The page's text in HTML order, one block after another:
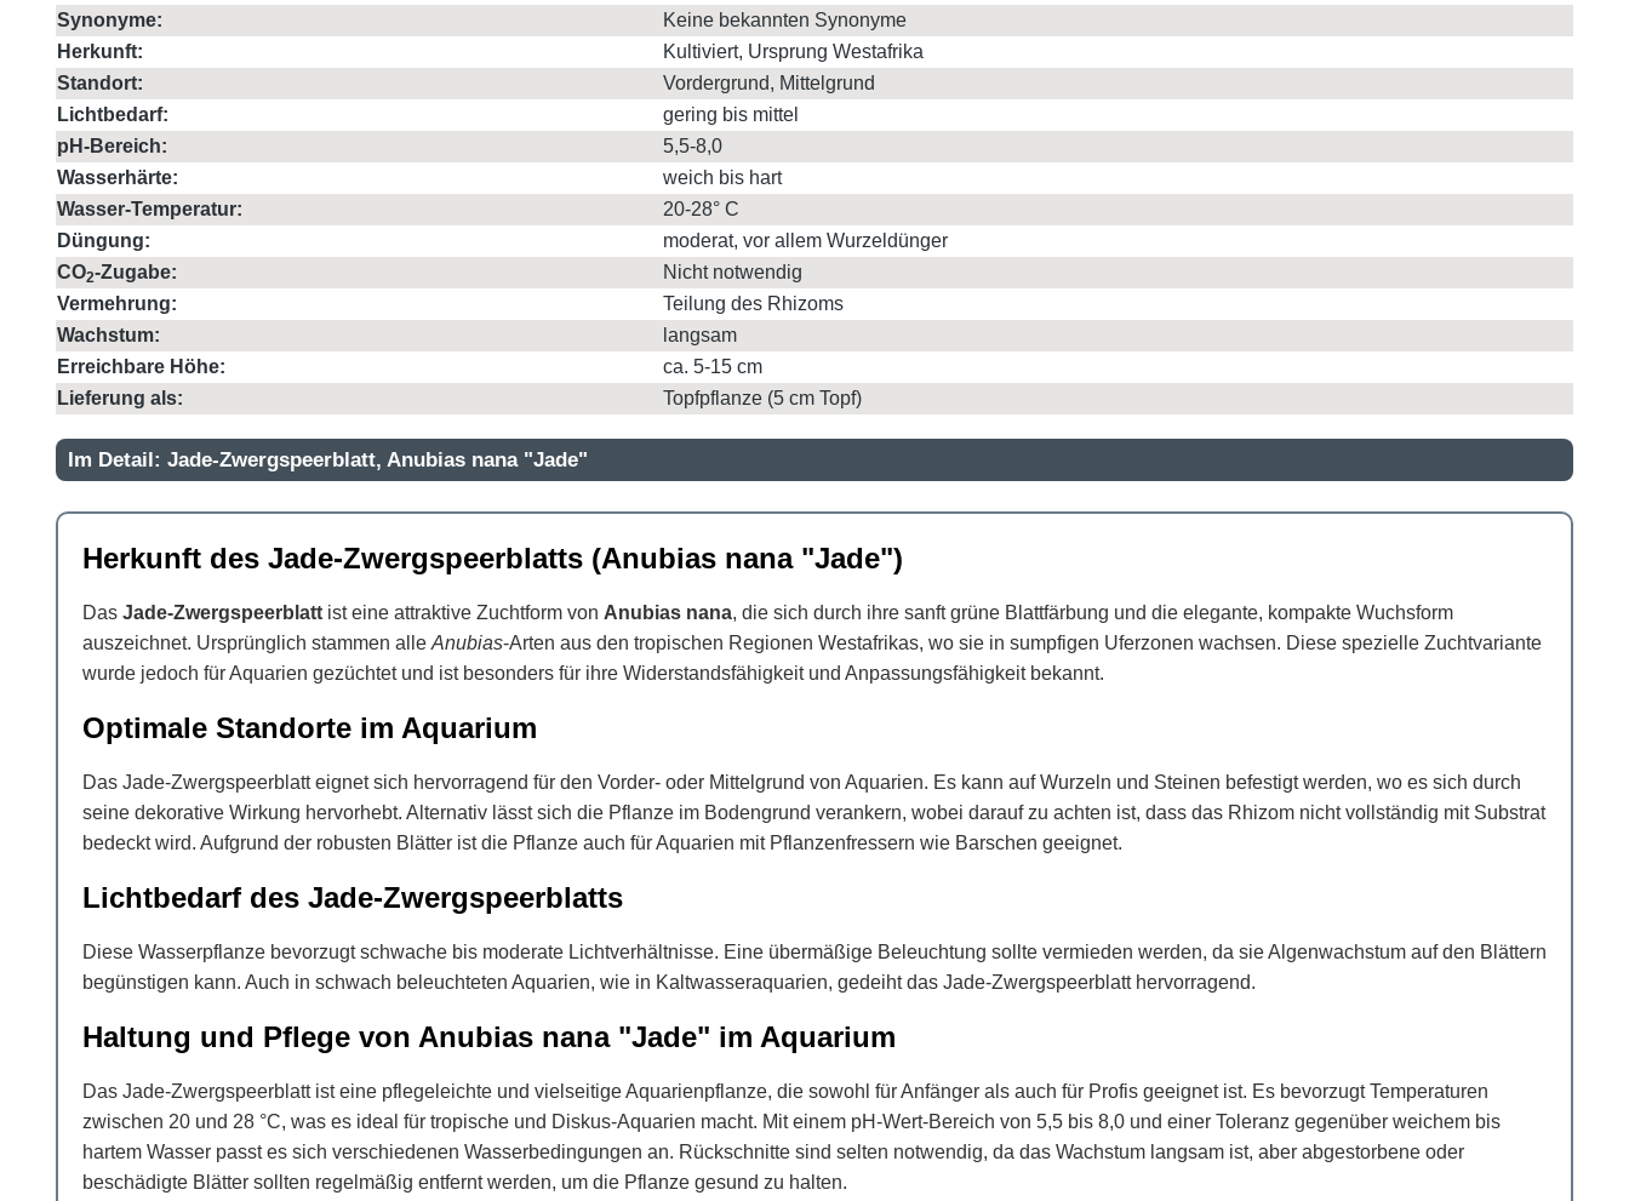
Synonyme:
Keine bekannten Synonyme
Herkunft:
Kultiviert, Ursprung Westafrika
Standort:
Vordergrund, Mittelgrund
Lichtbedarf:
gering bis mittel
pH-Bereich:
5,5-8,0
Wasserhärte:
weich bis hart
Wasser-Temperatur:
20-28° C
Düngung:
moderat, vor allem Wurzeldünger
CO2-Zugabe:
Nicht notwendig
Vermehrung:
Teilung des Rhizoms
Wachstum:
langsam
Erreichbare Höhe:
ca. 5-15 cm
Lieferung als:
Topfpflanze (5 cm Topf)
Im Detail: Jade-Zwergspeerblatt, Anubias nana "Jade"
Herkunft des Jade-Zwergspeerblatts (Anubias nana "Jade")
Das Jade-Zwergspeerblatt ist eine attraktive Zuchtform von Anubias nana, die sich durch ihre sanft grüne Blattfärbung und die elegante, kompakte Wuchsform
auszeichnet. Ursprünglich stammen alle Anubias-Arten aus den tropischen Regionen Westafrikas, wo sie in sumpfigen Uferzonen wachsen. Diese spezielle Zuchtvariante
wurde jedoch für Aquarien gezüchtet und ist besonders für ihre Widerstandsfähigkeit und Anpassungsfähigkeit bekannt.
Optimale Standorte im Aquarium
Das Jade-Zwergspeerblatt eignet sich hervorragend für den Vorder- oder Mittelgrund von Aquarien. Es kann auf Wurzeln und Steinen befestigt werden, wo es sich durch
seine dekorative Wirkung hervorhebt. Alternativ lässt sich die Pflanze im Bodengrund verankern, wobei darauf zu achten ist, dass das Rhizom nicht vollständig mit Substrat
bedeckt wird. Aufgrund der robusten Blätter ist die Pflanze auch für Aquarien mit Pflanzenfressern wie Barschen geeignet.
Lichtbedarf des Jade-Zwergspeerblatts
Diese Wasserpflanze bevorzugt schwache bis moderate Lichtverhältnisse. Eine übermäßige Beleuchtung sollte vermieden werden, da sie Algenwachstum auf den Blättern
begünstigen kann. Auch in schwach beleuchteten Aquarien, wie in Kaltwasseraquarien, gedeiht das Jade-Zwergspeerblatt hervorragend.
Haltung und Pflege von Anubias nana "Jade" im Aquarium
Das Jade-Zwergspeerblatt ist eine pflegeleichte und vielseitige Aquarienpflanze, die sowohl für Anfänger als auch für Profis geeignet ist. Es bevorzugt Temperaturen
zwischen 20 und 28 °C, was es ideal für tropische und Diskus-Aquarien macht. Mit einem pH-Wert-Bereich von 5,5 bis 8,0 und einer Toleranz gegenüber weichem bis
hartem Wasser passt es sich verschiedenen Wasserbedingungen an. Rückschnitte sind selten notwendig, da das Wachstum langsam ist, aber abgestorbene oder
beschädigte Blätter sollten regelmäßig entfernt werden, um die Pflanze gesund zu halten.